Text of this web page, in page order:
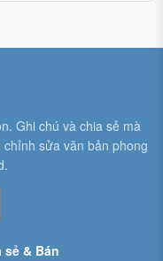
Ghi chú và chia sẻ mà
sửa văn bản phong
sẻ & Bán